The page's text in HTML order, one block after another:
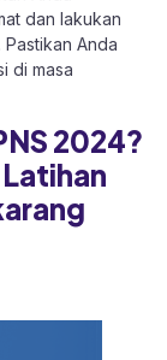
dan lakukan
Anda
di masa
2024?